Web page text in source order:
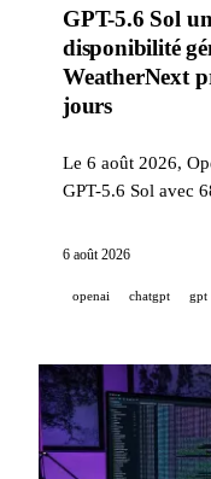
GPT-5.6 Sol
disponibilité
WeatherNext
jours
Le 6 août 2026,
GPT-5.6 Sol avec
en disponibilité
ouvert qui prévoit
Muse Spark 1.2 et
or aux
accompagnés de
de code agentique
6 août 2026
openai chatgpt gpt